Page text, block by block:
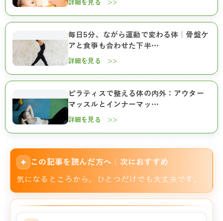
詳細を見る >>
毎日5分、ながら運動で変わる体｜骨盤ケ
アと食事も合わせた下半…
詳細を見る >>
ピラティスで整える体の内外：アウター
マッスルとインナーマッ…
詳細を見る >>
✦ この記事を読んだ方へ｜次におすすめ
気になるところから、ひとつだけでも大丈夫です。